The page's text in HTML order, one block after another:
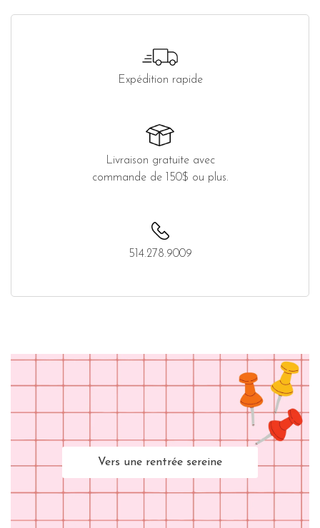
Expédition rapide
Livraison gratuite avec
commande de 150$ ou plus.
514.278.9009
Vers une rentrée sereine